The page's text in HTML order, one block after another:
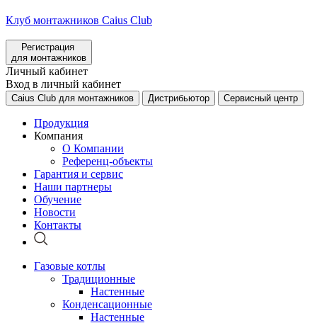
Клуб монтажников Caius Club
Регистрация
для монтажников
Личный кабинет
Вход в личный кабинет
Caius Club для монтажников Дистрибьютор Сервисный центр
Продукция
Компания
О Компании
Референц-объекты
Гарантия и сервис
Наши партнеры
Обучение
Новости
Контакты
Газовые котлы
Традиционные
Настенные
Конденсационные
Настенные